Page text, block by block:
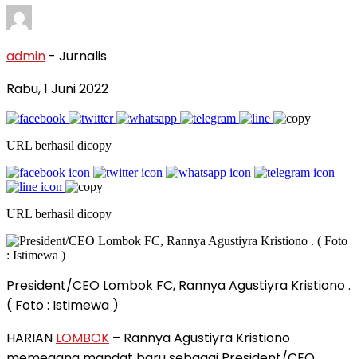
admin - Jurnalis
Rabu, 1 Juni 2022
URL berhasil dicopy
URL berhasil dicopy
President/CEO Lombok FC, Rannya Agustiyra Kristiono .
( Foto : Istimewa )
HARIAN LOMBOK – Rannya Agustiyra Kristiono